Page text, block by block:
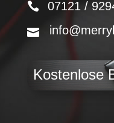
07121 /
Kostenlose